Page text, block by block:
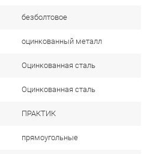
безболтовое
оцинкованный металл
Оцинкованная сталь
Оцинкованная сталь
ПРАКТИК
прямоугольные